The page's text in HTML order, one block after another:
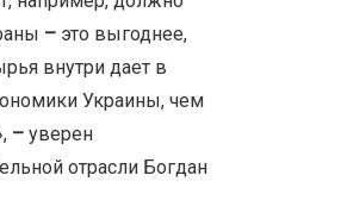
– это выгоднее,
внутри дает в
Украины, чем
– уверен
отрасли Богдан